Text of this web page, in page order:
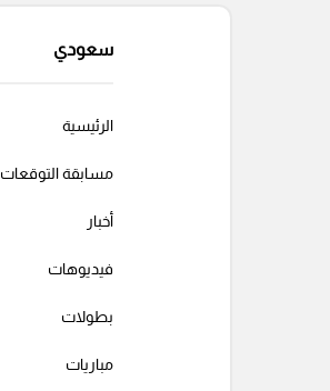
سعودي
الرئيسية
مسابقة التوقعات
أخبار
فيديوهات
بطولات
مباريات